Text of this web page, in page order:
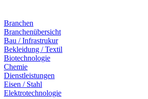
Branchen
Branchenübersicht
Bau / Infrastrukur
Bekleidung / Textil
Biotechnologie
Chemie
Dienstleistungen
Eisen / Stahl
Elektrotechnologie